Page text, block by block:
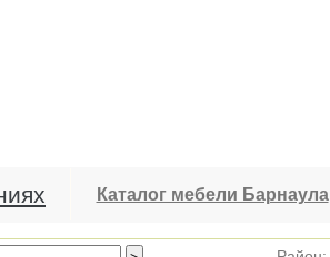
Каталог мебели Барнаула